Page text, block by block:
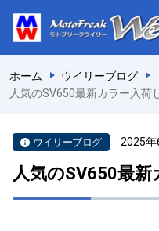
ホーム
ウイリーブログ
人気のSV650最新カラー入荷
ウイリーブログ 2025年
人気のSV650最新